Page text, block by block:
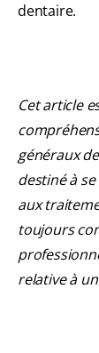
dentaire.
Cet article
généraux
destiné à
aux
toujours
relative à